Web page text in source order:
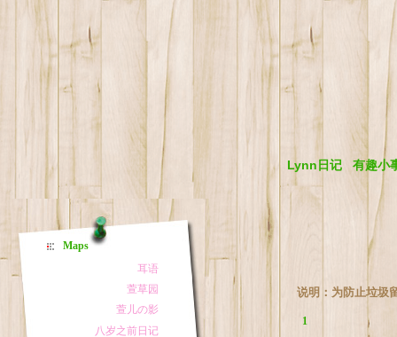
Lynn日记 有趣小
说明：为防止垃圾
1
Maps